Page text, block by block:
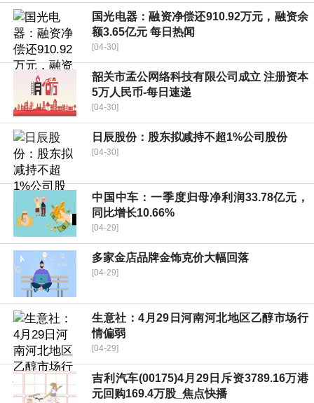
国光电器：融资净偿还910.92万元，融资余
额3.65亿元 每日热闻
[04-30]
韶关市孟公网络科技有限公司成立 注册资本
5万人民币-每日速递
[04-30]
日辰股份：股东拟减持不超1%公司股份
[04-30]
中国中车：一季度归母净利润33.78亿元，
同比增长10.66%
[04-29]
多家金店品牌金饰克价大幅回落
[04-29]
生意社：4月29日河南河北地区乙醇市场行
情偏弱
[04-29]
吉利汽车(00175)4月29日斥资3789.16万港
元回购169.4万股_焦点快播